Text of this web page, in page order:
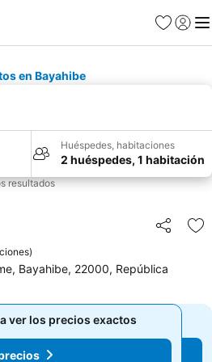
Favoritos
Iniciar
en Bayahibe
Huéspedes, habitaciones
2 huéspedes, 1 habitación
resultados
Compartir
)
Bayahibe, 22000, República
ver los precios exactos
precios
ver los precios exactos